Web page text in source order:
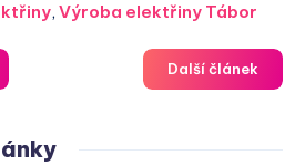
, Výroba elektřiny Tábor
Další článek